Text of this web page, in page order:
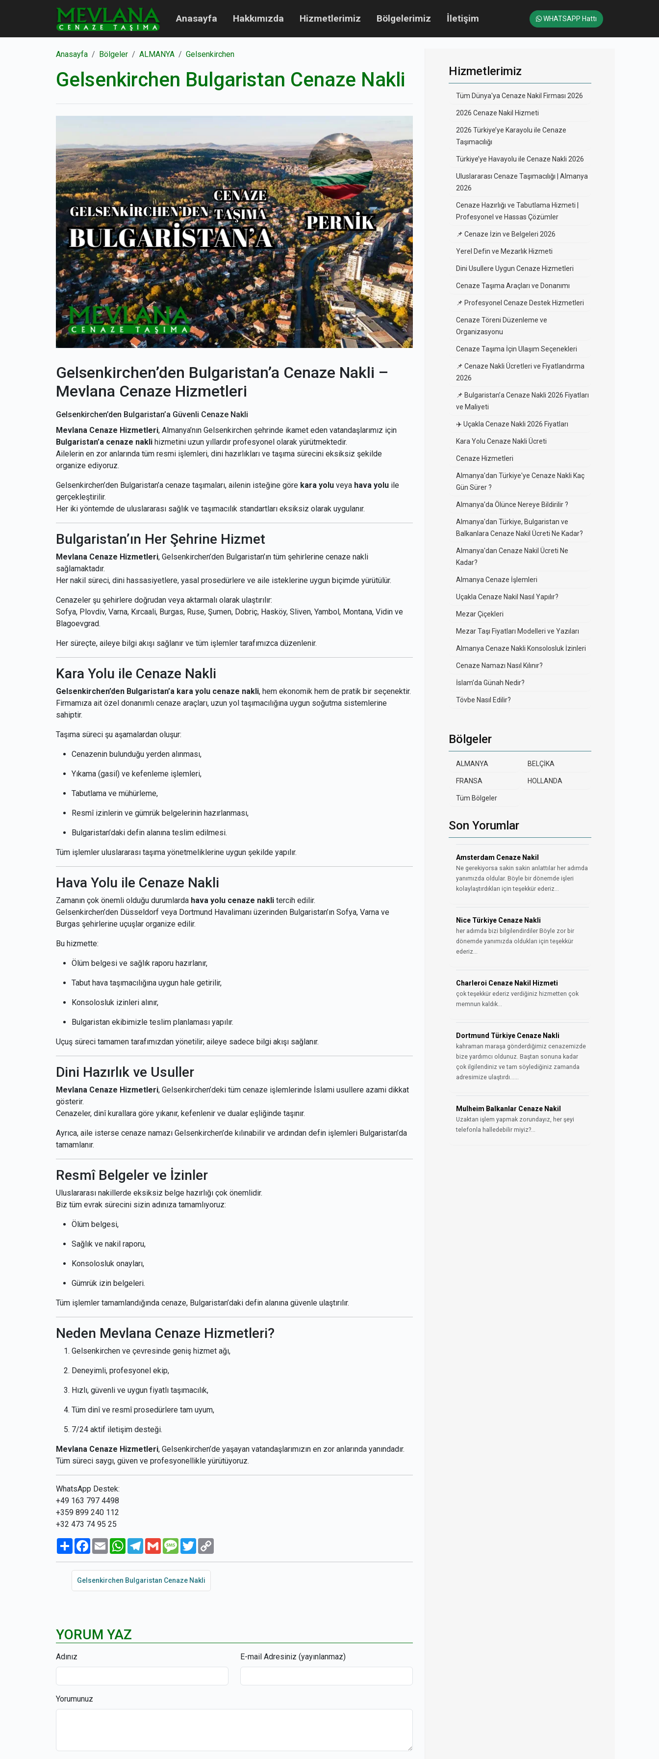
Anasayfa Hakkımızda Hizmetlerimiz Bölgelerimiz İletişim WHATSAPP Hattı
Anasayfa Bölgeler ALMANYA Gelsenkirchen
Gelsenkirchen Bulgaristan Cenaze Nakli
Gelsenkirchen’den Bulgaristan’a Cenaze Nakli –
Mevlana Cenaze Hizmetleri
Gelsenkirchen’den Bulgaristan’a Güvenli Cenaze Nakli
Mevlana Cenaze Hizmetleri, Almanya’nın Gelsenkirchen şehrinde ikamet eden vatandaşlarımız için
Bulgaristan’a cenaze nakli hizmetini uzun yıllardır profesyonel olarak yürütmektedir.
Ailelerin en zor anlarında tüm resmi işlemleri, dini hazırlıkları ve taşıma sürecini eksiksiz şekilde
organize ediyoruz.
Gelsenkirchen’den Bulgaristan’a cenaze taşımaları, ailenin isteğine göre kara yolu veya hava yolu ile
gerçekleştirilir.
Her iki yöntemde de uluslararası sağlık ve taşımacılık standartları eksiksiz olarak uygulanır.
Bulgaristan’ın Her Şehrine Hizmet
Mevlana Cenaze Hizmetleri, Gelsenkirchen’den Bulgaristan’ın tüm şehirlerine cenaze nakli
sağlamaktadır.
Her nakil süreci, dini hassasiyetlere, yasal prosedürlere ve aile isteklerine uygun biçimde yürütülür.
Cenazeler şu şehirlere doğrudan veya aktarmalı olarak ulaştırılır:
Sofya, Plovdiv, Varna, Kırcaali, Burgas, Ruse, Şumen, Dobriç, Hasköy, Sliven, Yambol, Montana, Vidin ve
Blagoevgrad.
Her süreçte, aileye bilgi akışı sağlanır ve tüm işlemler tarafımızca düzenlenir.
Kara Yolu ile Cenaze Nakli
Gelsenkirchen’den Bulgaristan’a kara yolu cenaze nakli, hem ekonomik hem de pratik bir seçenektir.
Firmamıza ait özel donanımlı cenaze araçları, uzun yol taşımacılığına uygun soğutma sistemlerine
sahiptir.
Taşıma süreci şu aşamalardan oluşur:
Cenazenin bulunduğu yerden alınması,
Yıkama (gasil) ve kefenleme işlemleri,
Tabutlama ve mühürleme,
Resmî izinlerin ve gümrük belgelerinin hazırlanması,
Bulgaristan’daki defin alanına teslim edilmesi.
Tüm işlemler uluslararası taşıma yönetmeliklerine uygun şekilde yapılır.
Hava Yolu ile Cenaze Nakli
Zamanın çok önemli olduğu durumlarda hava yolu cenaze nakli tercih edilir.
Gelsenkirchen’den Düsseldorf veya Dortmund Havalimanı üzerinden Bulgaristan’ın Sofya, Varna ve
Burgas şehirlerine uçuşlar organize edilir.
Bu hizmette:
Ölüm belgesi ve sağlık raporu hazırlanır,
Tabut hava taşımacılığına uygun hale getirilir,
Konsolosluk izinleri alınır,
Bulgaristan ekibimizle teslim planlaması yapılır.
Uçuş süreci tamamen tarafımızdan yönetilir; aileye sadece bilgi akışı sağlanır.
Dini Hazırlık ve Usuller
Mevlana Cenaze Hizmetleri, Gelsenkirchen’deki tüm cenaze işlemlerinde İslami usullere azami dikkat
gösterir.
Cenazeler, dinî kurallara göre yıkanır, kefenlenir ve dualar eşliğinde taşınır.
Ayrıca, aile isterse cenaze namazı Gelsenkirchen’de kılınabilir ve ardından defin işlemleri Bulgaristan’da
tamamlanır.
Resmî Belgeler ve İzinler
Uluslararası nakillerde eksiksiz belge hazırlığı çok önemlidir.
Biz tüm evrak sürecini sizin adınıza tamamlıyoruz:
Ölüm belgesi,
Sağlık ve nakil raporu,
Konsolosluk onayları,
Gümrük izin belgeleri.
Tüm işlemler tamamlandığında cenaze, Bulgaristan’daki defin alanına güvenle ulaştırılır.
Neden Mevlana Cenaze Hizmetleri?
Gelsenkirchen ve çevresinde geniş hizmet ağı,
Deneyimli, profesyonel ekip,
Hızlı, güvenli ve uygun fiyatlı taşımacılık,
Tüm dinî ve resmî prosedürlere tam uyum,
7/24 aktif iletişim desteği.
Mevlana Cenaze Hizmetleri, Gelsenkirchen’de yaşayan vatandaşlarımızın en zor anlarında yanındadır.
Tüm süreci saygı, güven ve profesyonellikle yürütüyoruz.
WhatsApp Destek:
+49 163 797 4498
+359 899 240 112
+32 473 74 95 25
PaylaşFacebook
Email WhatsAppTelegram
Gmail Message
Twitter
Gelsenkirchen Bulgaristan Cenaze Nakli
YORUM YAZ
Adınız E-mail Adresiniz (yayınlanmaz)
Yorumunuz
Hizmetlerimiz
Tüm Dünya'ya Cenaze Nakil Firması 2026
2026 Cenaze Nakil Hizmeti
2026 Türkiye’ye Karayolu ile Cenaze
Taşımacılığı
Türkiye’ye Havayolu ile Cenaze Nakli 2026
Uluslararası Cenaze Taşımacılığı | Almanya
2026
Cenaze Hazırlığı ve Tabutlama Hizmeti |
Profesyonel ve Hassas Çözümler
📌 Cenaze İzin ve Belgeleri 2026
Yerel Defin ve Mezarlık Hizmeti
Dini Usullere Uygun Cenaze Hizmetleri
Cenaze Taşıma Araçları ve Donanımı
📌 Profesyonel Cenaze Destek Hizmetleri
Cenaze Töreni Düzenleme ve
Organizasyonu
Cenaze Taşıma İçin Ulaşım Seçenekleri
📌 Cenaze Nakli Ücretleri ve Fiyatlandırma
2026
📌 Bulgaristan’a Cenaze Nakli 2026 Fiyatları
ve Maliyeti
✈️ Uçakla Cenaze Nakli 2026 Fiyatları
Kara Yolu Cenaze Nakli Ücreti
Cenaze Hizmetleri
Almanya'dan Türkiye'ye Cenaze Nakli Kaç
Gün Sürer ?
Almanya'da Ölünce Nereye Bildirilir ?
Almanya'dan Türkiye, Bulgaristan ve
Balkanlara Cenaze Nakil Ücreti Ne Kadar?
Almanya'dan Cenaze Nakil Ücreti Ne
Kadar?
Almanya Cenaze İşlemleri
Uçakla Cenaze Nakil Nasıl Yapılır?
Mezar Çiçekleri
Mezar Taşı Fiyatları Modelleri ve Yazıları
Almanya Cenaze Nakli Konsolosluk İzinleri
Cenaze Namazı Nasıl Kılınır?
İslam’da Günah Nedir?
Tövbe Nasıl Edilir?
Bölgeler
ALMANYA BELÇİKA
FRANSA HOLLANDA
Tüm Bölgeler
Son Yorumlar
Amsterdam Cenaze Nakil
Ne gerekiyorsa sakin sakin anlattılar her adımda
yanımızda oldular. Böyle bir dönemde işleri
kolaylaştırdıkları için teşekkür ederiz...
Nice Türkiye Cenaze Nakli
her adımda bizi bilgilendirdiler Böyle zor bir
dönemde yanımızda oldukları için teşekkür
ederiz...
Charleroi Cenaze Nakil Hizmeti
çok teşekkür ederiz verdiğiniz hizmetten çok
memnun kaldık...
Dortmund Türkiye Cenaze Nakli
kahraman maraşa gönderdiğimiz cenazemizde
bize yardımcı oldunuz. Baştan sonuna kadar
çok ilgilendiniz ve tam söylediğiniz zamanda
adresimize ulaştırdı......
Mulheim Balkanlar Cenaze Nakil
Uzaktan işlem yapmak zorundayız, her şeyi
telefonla halledebilir miyiz?...